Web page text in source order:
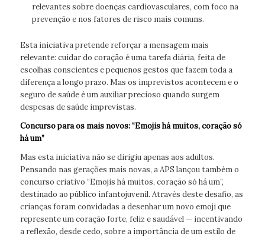
relevantes sobre doenças cardiovasculares, com foco na
prevenção e nos fatores de risco mais comuns.
Esta iniciativa pretende reforçar a mensagem mais
relevante: cuidar do coração é uma tarefa diária, feita de
escolhas conscientes e pequenos gestos que fazem toda a
diferença a longo prazo. Mas os imprevistos acontecem e o
seguro de saúde é um auxiliar precioso quando surgem
despesas de saúde imprevistas.
Concurso para os mais novos: “Emojis há muitos, coração só
há um”
Mas esta iniciativa não se dirigiu apenas aos adultos.
Pensando nas gerações mais novas, a APS lançou também o
concurso criativo “Emojis há muitos, coração só há um”,
destinado ao público infantojuvenil. Através deste desafio, as
crianças foram convidadas a desenhar um novo emoji que
represente um coração forte, feliz e saudável — incentivando
a reflexão, desde cedo, sobre a importância de um estilo de